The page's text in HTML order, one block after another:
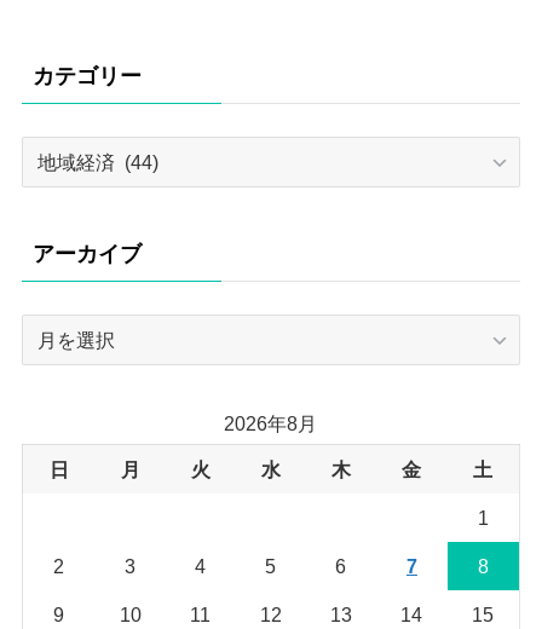
カテゴリー
リ
ー
アーカイブ
ブ
2026年8月
日 月 火 水 木 金 土
1
2 3 4 5 6 7 8
9 10 11 12 13 14 15